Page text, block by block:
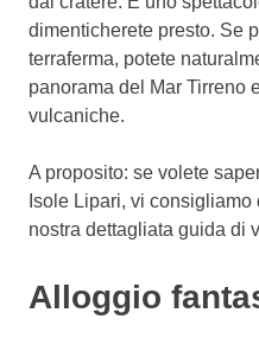
dimenticherete presto. Se
terraferma, potete
panorama del Mar Tirreno
vulcaniche.
A proposito: se volete
Isole Lipari, vi consigliamo
nostra dettagliata guida di
Alloggio